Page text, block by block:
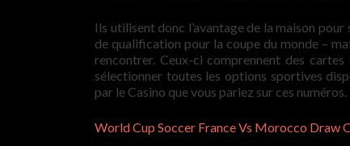
Ils utilisent donc l’avantage de la maison
de qualification pour la coupe du monde –
rencontrer. Ceux-ci comprennent des
sélectionner toutes les options sportives
par le Casino que vous pariez sur ces numéros.
World Cup Soccer France Vs Morocco Draw